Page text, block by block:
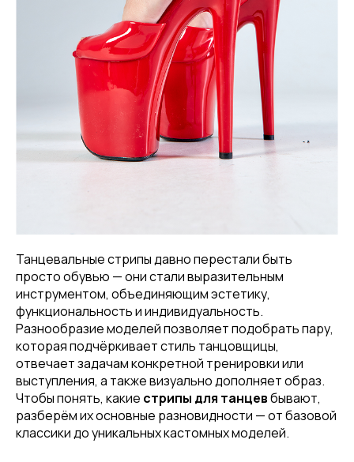
Танцевальные стрипы давно перестали быть
просто обувью — они стали выразительным
инструментом, объединяющим эстетику,
функциональность и индивидуальность.
Разнообразие моделей позволяет подобрать пару,
которая подчёркивает стиль танцовщицы,
отвечает задачам конкретной тренировки или
выступления, а также визуально дополняет образ.
Чтобы понять, какие стрипы для танцевбывают,
разберём их основные разновидности — от базовой
классики до уникальных кастомных моделей.